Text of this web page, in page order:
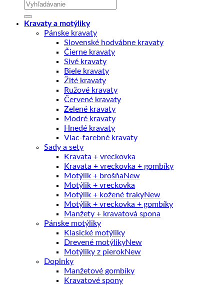
Hľadať:
Kravaty a motýliky
Pánske kravaty
Slovenské hodvábne kravaty
Čierne kravaty
Sivé kravaty
Biele kravaty
Žlté kravaty
Ružové kravaty
Červené kravaty
Zelené kravaty
Modré kravaty
Hnedé kravaty
Viac-farebné kravaty
Sady a sety
Kravata + vreckovka
Kravata + vreckovka + gombíky
Motýlik + brošňa
Motýlik + vreckovka
Motýlik + kožené traky
Motýlik + vreckovka + gombíky
Manžety + kravatová spona
Pánske motýliky
Klasické motýliky
Drevené motýliky
Motýliky z pierok
Doplnky
Manžetové gombíky
Kravatové spony